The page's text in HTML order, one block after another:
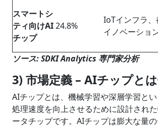
スマートシ
ティ向けAI
チップ
24.8%
IoTインフラ
イノベーショ
ソース: SDKI Analytics 専門家分析
3) 市場定義 – AIチップと
AIチップとは、機械学習や深層学習と
処理速度を向上させるために設計され
ータチップです。AIチップは膨大な量